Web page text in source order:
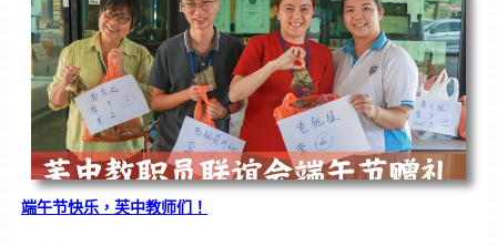
动
赢
在
起
点
：
打
造
属
于
你
的
未
来
！
端午节快乐，芙中教师们！